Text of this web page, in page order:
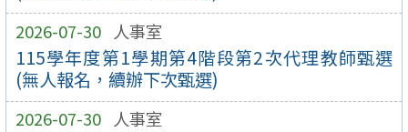
2026-07-30 人事室
115學年度第1學期第4階段第2次代理教師甄選
(無人報名，續辦下次甄選)
2026-07-30 人事室